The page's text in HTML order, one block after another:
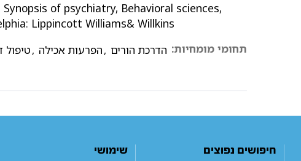
Synopsis of psychiatry, Behavioral sciences,
Lippincott Williams& Willkins
תחומי מומחיות: הדרכת הורים ,הפרעות אכילה ,טיפול
חיפושים נפוצים שימושי